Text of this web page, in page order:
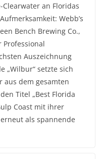
Clearwater an Floridas
Webb’s
Bench Brewing Co.,
Professional
Auszeichnung
„Wilbur“ setzte sich
aus dem gesamten
Titel „Best Florida
Coast mit ihrer
als spannende